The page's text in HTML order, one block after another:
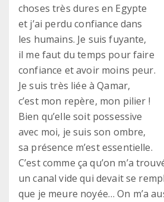
choses très dures en Egypte
et j’ai perdu confiance dans
les humains. Je suis fuyante,
il me faut du temps pour faire
confiance et avoir moins peur.
Je suis très liée à Qamar,
c’est mon repère, mon pilier !
Bien qu’elle soit possessive
avec moi, je suis son ombre,
sa présence m’est essentielle.
C’est comme ça qu’on m’a
un canal vide qui devait se
que je meure noyée… On m’a